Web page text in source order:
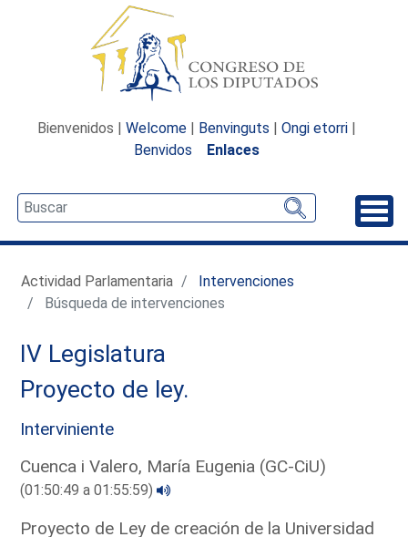
Bienvenidos | Welcome | Benvinguts | Ongi etorri |
Benvidos
Enlaces
Actividad Parlamentaria
Intervenciones
Búsqueda de intervenciones
IV Legislatura
Proyecto de ley.
Interviniente
Cuenca i Valero, María Eugenia (GC-CiU)
(01:50:49 a 01:55:59)
Proyecto de Ley de creación de la Universidad